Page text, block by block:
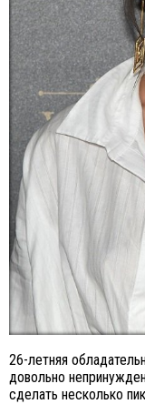
26-летняя
довольно
сделать несколько